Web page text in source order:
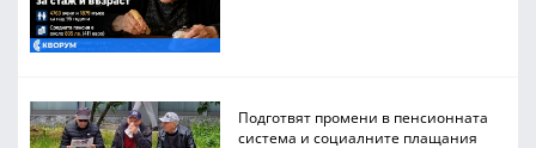
Подготвят промени в пенсионната
система и социалните плащания